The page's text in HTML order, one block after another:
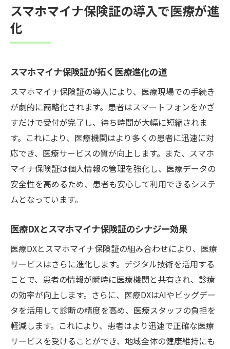
スマホマイナ保険証の導入で医療が進
化
スマホマイナ保険証が拓く医療進化の道
スマホマイナ保険証の導入により、医療現場での手続き
が劇的に簡略化されます。患者はスマートフォンをかざ
すだけで受付が完了し、待ち時間が大幅に短縮されま
す。これにより、医療機関はより多くの患者に迅速に対
応でき、医療サービスの質が向上します。また、スマホ
マイナ保険証は個人情報の管理を強化し、医療データの
安全性を高めるため、患者も安心して利用できるシステ
ムとなっています。
医療DXとスマホマイナ保険証のシナジー効果
医療DXとスマホマイナ保険証の組み合わせにより、医療
サービスはさらに進化します。デジタル技術を活用する
ことで、患者の情報が瞬時に医療機関と共有され、診療
の効率が向上します。さらに、医療DXはAIやビッグデー
タを活用して診断の精度を高め、医療スタッフの負担を
軽減します。これにより、患者はより迅速で正確な医療
サービスを受けることができ、地域全体の健康維持にも